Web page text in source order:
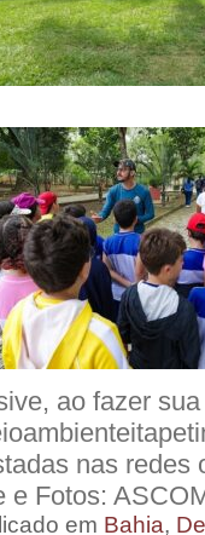
ao fazer
nas redes
e Fotos:
em Bahia,